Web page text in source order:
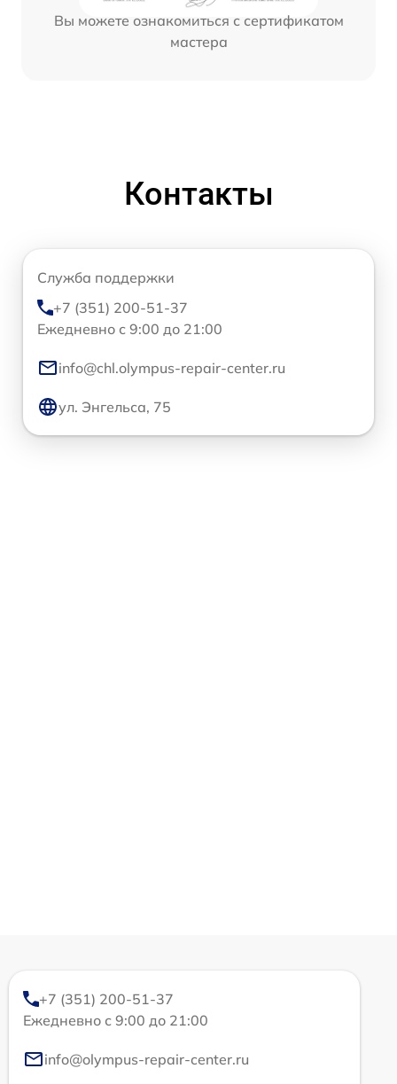
Вы можете ознакомиться с сертификатом
мастера
Контакты
Служба поддержки
+7 (351) 200-51-37
Ежедневно с 9:00 до 21:00
info@chl.olympus-repair-center.ru
ул. Энгельса, 75
+7 (351) 200-51-37
Ежедневно с 9:00 до 21:00
info@olympus-repair-center.ru